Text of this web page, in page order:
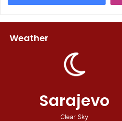
Weather
Sarajevo
Clear Sky